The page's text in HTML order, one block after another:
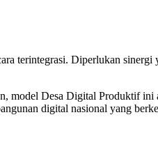
terintegrasi. Diperlukan
Desa Digital Produktif ini
digital nasional yang